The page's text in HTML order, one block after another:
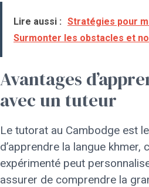
Lire aussi : Stratégies pour
Surmonter les obstacles et
Avantages
avec un tuteur
Le tutorat au Cambodge est
d’apprendre la langue khmer,
expérimenté peut
assurer de comprendre la